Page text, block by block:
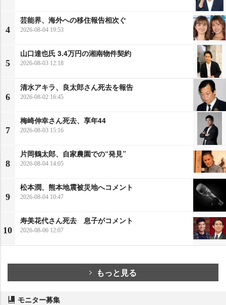
4
芸能界、海外への移住報告相次ぐ
2026-08-04 19:53
5
山口達也氏 3.4万円の湘南物件契約
2026-08-03 12:18
6
清水アキラ、良太郎さん死去を報告
2026-08-02 16:45
7
梅崎伸幸さん死去、享年44
2026-08-03 15:16
8
片岡鶴太郎、自家農園での“発見”
2026-08-04 14:05
9
松本潤、熊本地震被災地へコメント
2026-08-04 10:47
10
寿美花代さん死去 息子がコメント
2026-08-06 12:07
もっと見る
モニター募集